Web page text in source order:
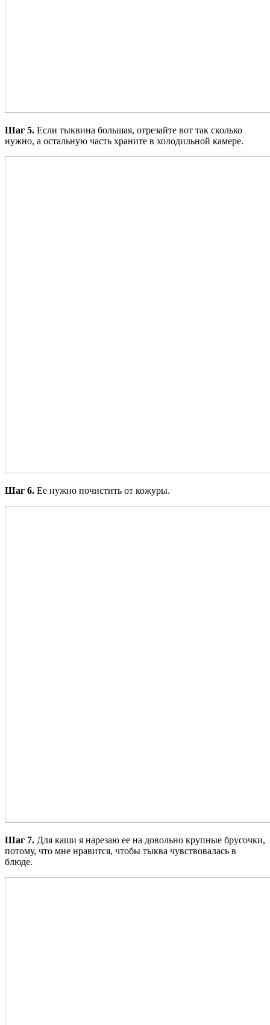
Шаг 5. Если тыквина большая, отрезайте вот так сколько
нужно, а остальную часть храните в холодильной камере.
Шаг 6. Ее нужно почистить от кожуры.
Шаг 7. Для каши я нарезаю ее на довольно крупные брусочки,
потому, что мне нравится, чтобы тыква чувствовалась в
блюде.